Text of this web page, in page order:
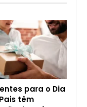
para o Dia
têm